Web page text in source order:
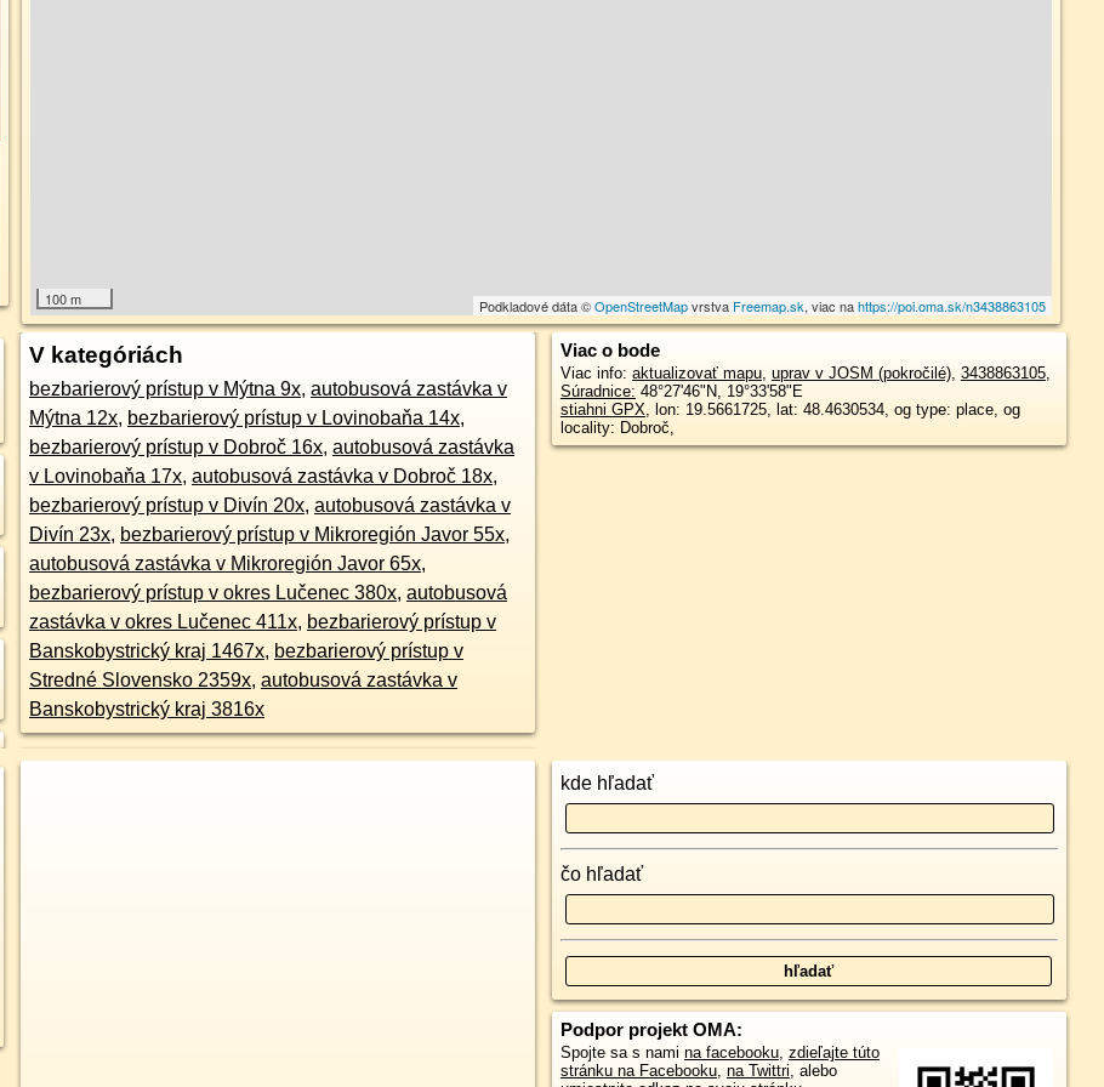
100 m Podkladové dáta ©OpenStreetMapvrstva Freemap.sk, viac nahttps://poi.oma.sk/n3438863105
V kategóriách
bezbarierový prístup v Mýtna 9x, autobusová zastávka v
Mýtna 12x, bezbarierový prístup v Lovinobaňa 14x,
bezbarierový prístup v Dobroč 16x, autobusová zastávka
v Lovinobaňa 17x, autobusová zastávka v Dobroč 18x,
bezbarierový prístup v Divín 20x, autobusová zastávka v
Divín 23x, bezbarierový prístup v Mikroregión Javor 55x,
autobusová zastávka v Mikroregión Javor 65x,
bezbarierový prístup v okres Lučenec 380x, autobusová
zastávka v okres Lučenec 411x, bezbarierový prístup v
Banskobystrický kraj 1467x, bezbarierový prístup v
Stredné Slovensko 2359x, autobusová zastávka v
Banskobystrický kraj 3816x
Viac o bode
Viac info: aktualizovať mapu, uprav v JOSM (pokročilé), 3438863105,
Súradnice: 48°27'46"N, 19°33'58"E
stiahni GPX, lon: 19.5661725, lat: 48.4630534, og type: place, og
locality: Dobroč,
kde hľadať
čo hľadať
Podpor projekt OMA:
Spojte sa s nami na facebooku, zdieľajte túto
stránku na Facebooku, na Twittri, alebo